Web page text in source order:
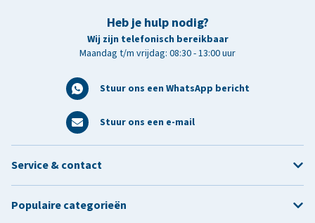
Heb je hulp nodig?
Wij zijn telefonisch bereikbaar
Maandag t/m vrijdag: 08:30 - 13:00 uur
Stuur ons een WhatsApp bericht
Stuur ons een e-mail
Service & contact
Populaire categorieën